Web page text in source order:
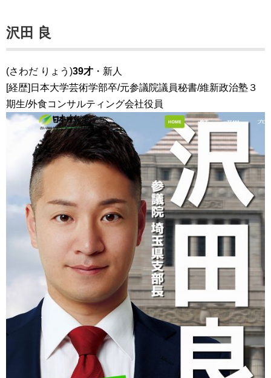
沢田 良
(さわだ りょう)39才 ・新人
[経歴]日本大学芸術学部卒/元参議院議員秘書/維新政治塾３
期生/外食コンサルティング会社役員